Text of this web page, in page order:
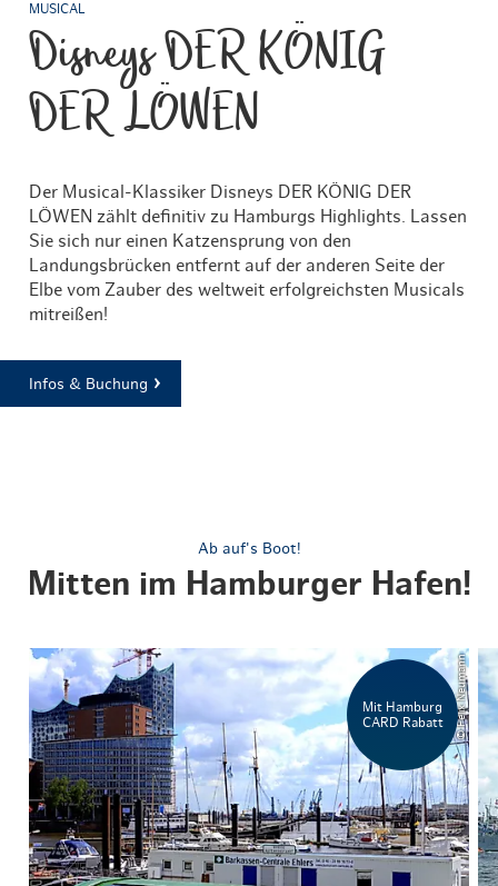
MUSICAL
Disneys DER KÖNIG
DER LÖWEN
Der Musical-Klassiker Disneys DER KÖNIG DER
LÖWEN zählt definitiv zu Hamburgs Highlights. Lassen
Sie sich nur einen Katzensprung von den
Landungsbrücken entfernt auf der anderen Seite der
Elbe vom Zauber des weltweit erfolgreichsten Musicals
mitreißen!
Infos & Buchung
Ab auf's Boot!
Mitten im Hamburger Hafen!
Mit Hamburg
CARD Rabatt
© Felix Neumann